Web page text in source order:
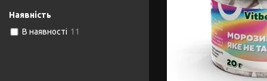
Наявність
В наявності 11